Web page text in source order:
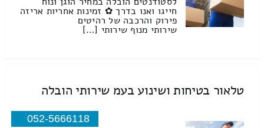
חייגו ואנו בדרך ✿ זמינות אחריות אריזה
פירוק והרכבה של רהיטים
שירותי מנוף שירותי […]
טלאור בטיחות ושינוע בעמ שירותי הובלה
052-5666118